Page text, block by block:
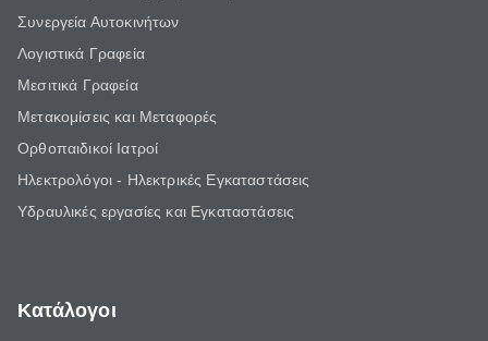
Συνεργεία Αυτοκινήτων
Λογιστικά Γραφεία
Μεσιτικά Γραφεία
Μετακομίσεις και Μεταφορές
Ορθοπαιδικοί Ιατροί
Ηλεκτρολόγοι - Ηλεκτρικές Εγκαταστάσεις
Υδραυλικές εργασίες και Εγκαταστάσεις
Κατάλογοι